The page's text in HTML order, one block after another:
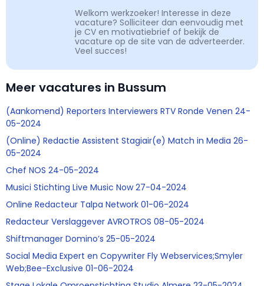
Welkom werkzoeker! Interesse in deze
vacature? Solliciteer dan eenvoudig met
je CV en motivatiebrief of bekijk de
vacature op de site van de adverteerder.
Veel succes!
Meer vacatures in Bussum
(Aankomend) Reporters Interviewers RTV Ronde Venen 24-
05-2024
(Online) Redactie Assistent Stagiair(e) Match in Media 26-
05-2024
Chef NOS 24-05-2024
Musici Stichting Live Music Now 27-04-2024
Online Redacteur Talpa Network 01-06-2024
Redacteur Verslaggever AVROTROS 08-05-2024
Shiftmanager Domino’s 25-05-2024
Social Media Expert en Copywriter Fly Webservices;Smyler
Web;Bee-Exclusive 01-06-2024